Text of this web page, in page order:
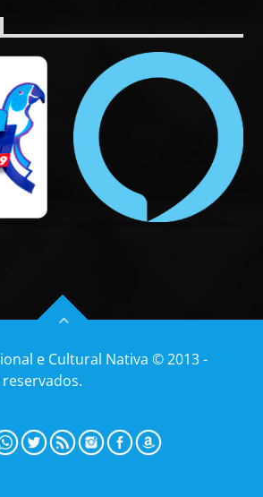
e Cultural Nativa © 2013 -